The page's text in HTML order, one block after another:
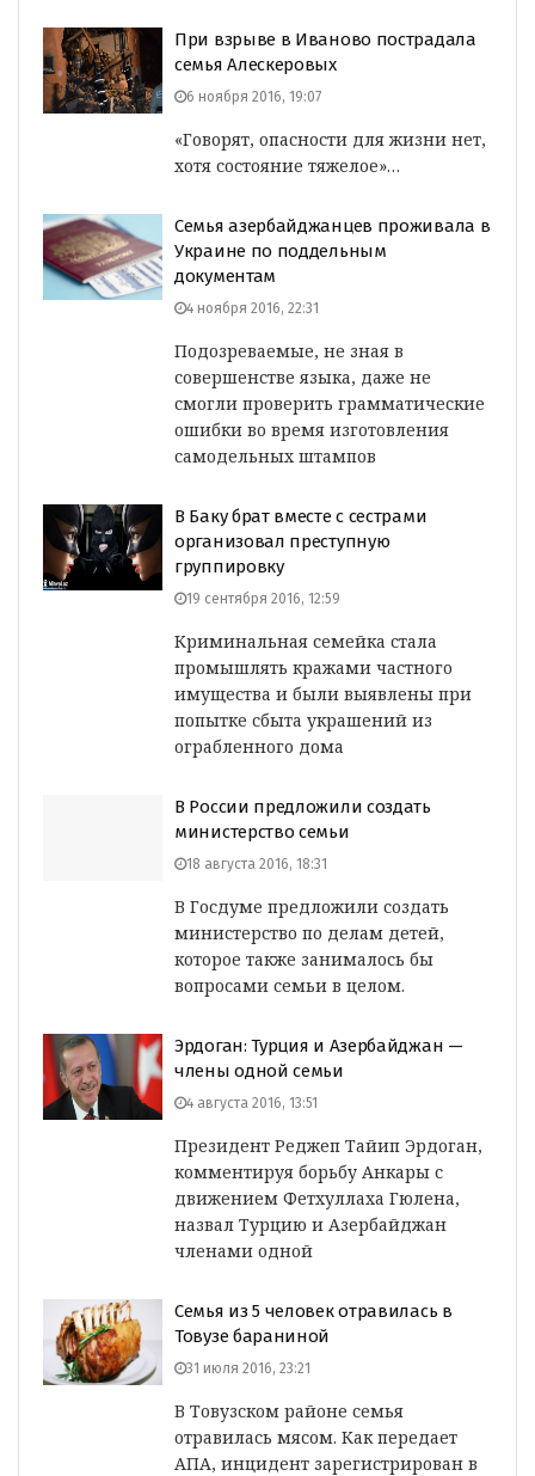
При взрыве в Иваново пострадала
семья Алескеровых
6 ноября 2016, 19:07
«Говорят, опасности для жизни нет,
хотя состояние тяжелое»…
Семья азербайджанцев проживала в
Украине по поддельным
документам
4 ноября 2016, 22:31
Подозреваемые, не зная в
совершенстве языка, даже не
смогли проверить грамматические
ошибки во время изготовления
самодельных штампов
В Баку брат вместе с сестрами
организовал преступную
группировку
19 сентября 2016, 12:59
Криминальная семейка стала
промышлять кражами частного
имущества и были выявлены при
попытке сбыта украшений из
ограбленного дома
В России предложили создать
министерство семьи
18 августа 2016, 18:31
В Госдуме предложили создать
министерство по делам детей,
которое также занималось бы
вопросами семьи в целом.
Эрдоган: Турция и Азербайджан —
члены одной семьи
4 августа 2016, 13:51
Президент Реджеп Тайип Эрдоган,
комментируя борьбу Анкары с
движением Фетхуллаха Гюлена,
назвал Турцию и Азербайджан
членами одной
Семья из 5 человек отравилась в
Товузе бараниной
31 июля 2016, 23:21
В Товузском районе семья
отравилась мясом. Как передает
АПА, инцидент зарегистрирован в